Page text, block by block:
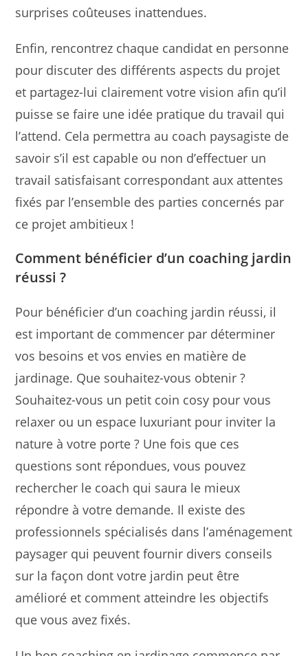
surprises coûteuses inattendues.
Enfin, rencontrez chaque candidat en personne
pour discuter des différents aspects du projet
et partagez-lui clairement votre vision afin qu’il
puisse se faire une idée pratique du travail qui
l’attend. Cela permettra au coach paysagiste de
savoir s’il est capable ou non d’effectuer un
travail satisfaisant correspondant aux attentes
fixés par l’ensemble des parties concernés par
ce projet ambitieux !
Comment bénéficier d’un coaching jardin
réussi ?
Pour bénéficier d’un coaching jardin réussi, il
est important de commencer par déterminer
vos besoins et vos envies en matière de
jardinage. Que souhaitez-vous obtenir ?
Souhaitez-vous un petit coin cosy pour vous
relaxer ou un espace luxuriant pour inviter la
nature à votre porte ? Une fois que ces
questions sont répondues, vous pouvez
rechercher le coach qui saura le mieux
répondre à votre demande. Il existe des
professionnels spécialisés dans l’aménagement
paysager qui peuvent fournir divers conseils
sur la façon dont votre jardin peut être
amélioré et comment atteindre les objectifs
que vous avez fixés.